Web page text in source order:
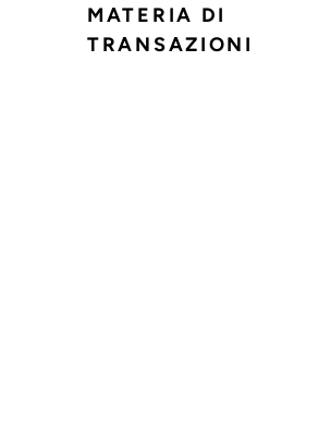
MATERIA DI
TRANSAZIONI